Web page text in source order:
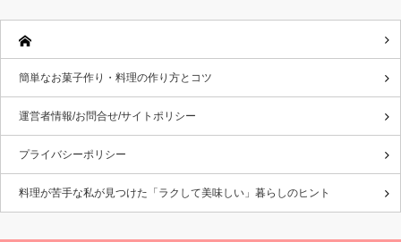
簡単なお菓子作り・料理の作り方とコツ
運営者情報/お問合せ/サイトポリシー
プライバシーポリシー
料理が苦手な私が見つけた「ラクして美味しい」暮らしのヒント